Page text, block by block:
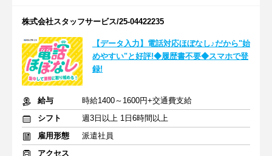
株式会社スタッフサービス/25-04422235
【データ入力】電話対応ほぼなし♪だから"始
めやすい"と好評!◆履歴書不要◆スマホで登
録!
給与
時給1400～1600円+交通費支給
シフト
週3日以上 1日6時間以上
雇用形態
派遣社員
アクセス